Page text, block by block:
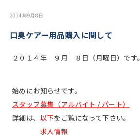
2014年9月8日
口臭ケアー用品購入に関して
２０１４年 ９月 ８日（月曜日）です。
始めにお知らせです。
スタッフ募集（アルバイト / パート）
詳細は、 以下をご覧になって下さい。
求人情報